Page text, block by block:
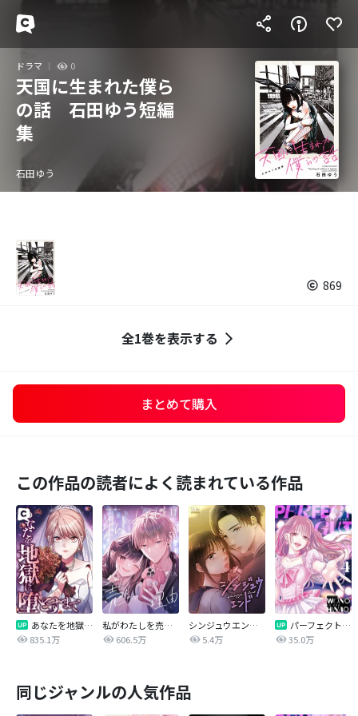
ドラマ 0
天国に生まれた僕ら
の話 石田ゆう短編
集
石田ゆう
869
全1巻を表示する
まとめて購入
この作品の読者によく読まれている作品
あなたを地獄に堕とすまで
835.1万
私がわたしを売る理由
606.5万
シンジュウエンド【タテヨミ】
5.4万
パーフェクトグリッター
35.0万
同じジャンルの人気作品